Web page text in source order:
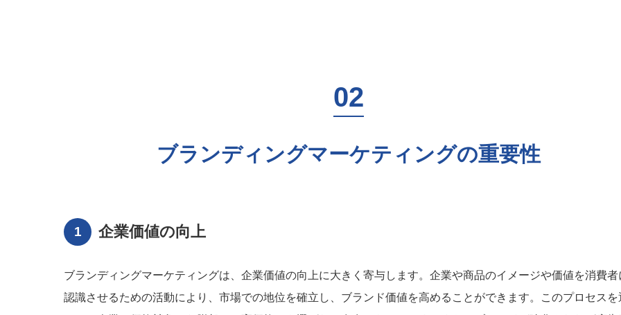
ブランディングマーケティングの重要性
企業価値の向上
ブランディングマーケティングは、企業価値の向上に大きく寄与します。企業や商品のイメージや価値を消費者
認識させるための活動により、市場での地位を確立し、ブランド価値を高めることができます。このプロセスを